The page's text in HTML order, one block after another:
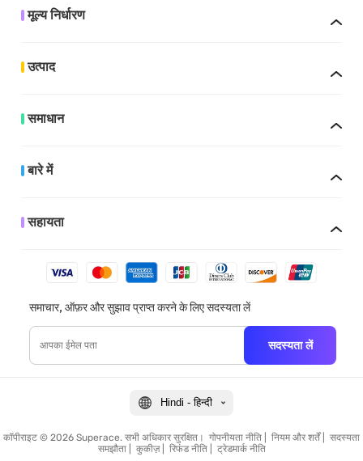
मूल्य निर्धारण
उत्पाद
समाधान
बारे में
सहायता
समाचार, ऑफ़र और सुझाव प्राप्त करने के लिए सदस्यता लें
सदस्यता लें
Hindi - हिन्दी
कॉपीराइट © 2026 Superace. सभी अधिकार सुरक्षित। गोपनीयता नीति नियम और शर्तें| सदस्यता
समझौता| कुकीज़| रिफंड नीति| ट्रेडमार्क नीति